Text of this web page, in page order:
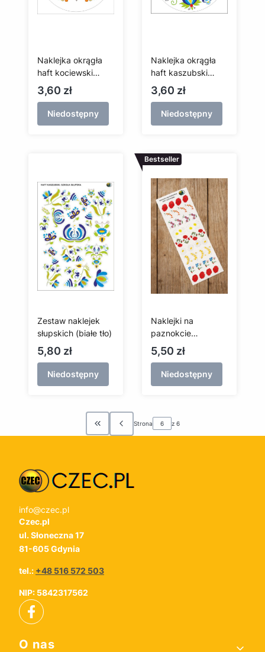
Naklejka okrągła
haft kociewski
(biały rak)
Cena
3,60 zł
Niedostępny
Naklejka okrągła
haft kaszubski
(szkoła żukowska)
Cena
3,60 zł
Niedostępny
Zestaw naklejek
słupskich (białe tło)
Cena
5,80 zł
Niedostępny
Bestseller
Naklejki na
paznokcie
kociewskie
Cena
5,50 zł
Niedostępny
Wróć do pierwszej strony z produktami
Strona z 6
info@czec.pl
Czec.pl
ul. Słoneczna 17
81-605 Gdynia
tel.: +48 516 572 503
NIP: 5842317562
Linki w stopce
O nas